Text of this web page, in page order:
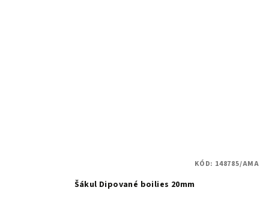
Šákul Dipované boilies 20mm
KÓD: 148785/AMA